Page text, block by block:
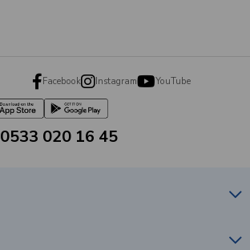
Facebook Instagram YouTube
0533 020 16 45